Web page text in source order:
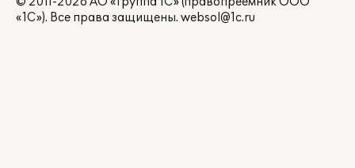
«1С»). Все права защищены. websol@1c.ru